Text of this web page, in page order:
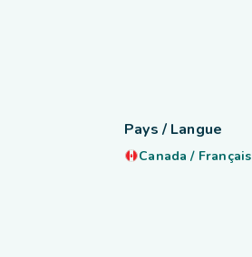
Pays / Langue
Canada / Français